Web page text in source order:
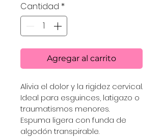
Cantidad *
Agregar al carrito
Alivia el dolor y la rigidez cervical.
Ideal para esguinces, latigazo o
traumatismos menores.
Espuma ligera con funda de
algodón transpirable.